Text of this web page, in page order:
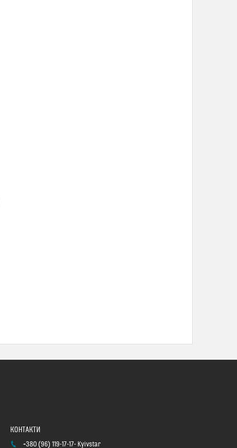
+380 (96) 119-17-17 Kyivstar